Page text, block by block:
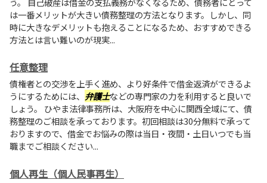
は一番メリットが大きい債務整理の方法となります。しかし、同
時に大きなデメリットも抱えることになるため、おすすめできる
方法とは言い難いのが現実...
任意整理
債権者との交渉を上手く進め、より好条件で借金返済ができるよ
うにするためには、 弁護士などの専門家の力を利用すると良いで
しょう。 ひやま法律事務所は、大阪府を中心に関西全域にて、債
務整理のご相談を承っております。初回相談は30分無料で承って
おりますので、借金でお悩みの際は当日・夜間・土日いつでも当
職までご相談ください...
個人再生（個人民事再生）